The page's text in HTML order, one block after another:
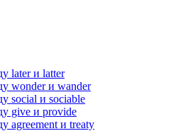
later и latter
wonder и wander
social и sociable
give и provide
agreement и treaty